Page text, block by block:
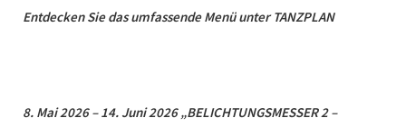
Entdecken Sie das umfassende Menü unter TANZPLAN
8. Mai 2026 – 14. Juni 2026 „BELICHTUNGSMESSER 2 –